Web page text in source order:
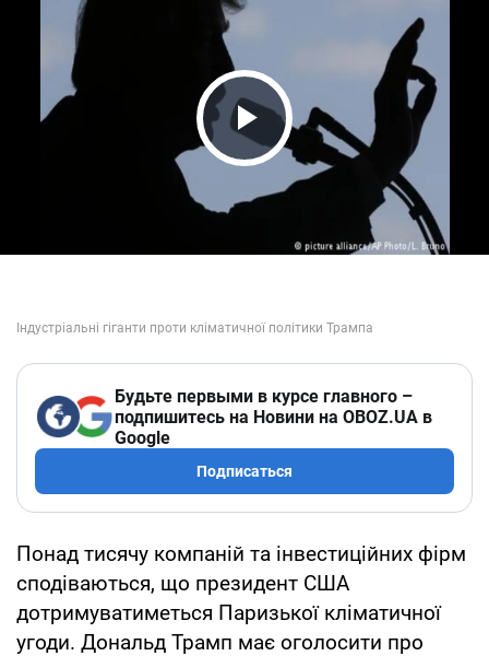
Play Video
Будьте первыми в курсе главного –
подпишитесь на Новини на OBOZ.UA в
Google
Подписаться
Понад тисячу компаній та інвестиційних фірм
сподіваються, що президент США
дотримуватиметься Паризької кліматичної
угоди. Дональд Трамп має оголосити про